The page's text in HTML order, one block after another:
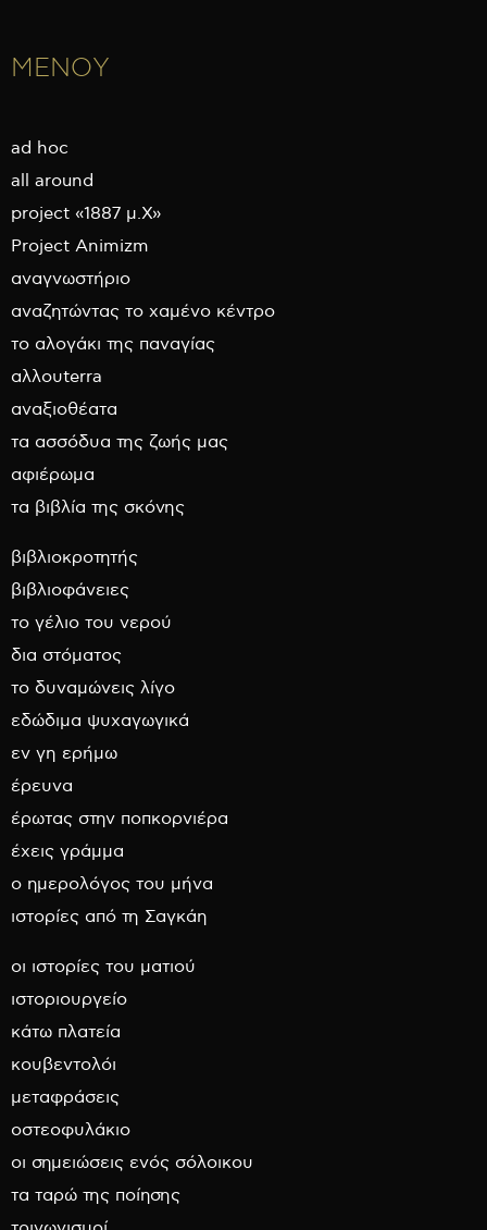
ΜΕΝΟΥ
ad hoc
all around
project «1887 μ.Χ»
Project Animizm
αναγνωστήριο
αναζητώντας το χαμένο κέντρο
το αλογάκι της παναγίας
αλλουterra
αναξιοθέατα
τα ασσόδυα της ζωής μας
αφιέρωμα
τα βιβλία της σκόνης
βιβλιοκροτητής
βιβλιοφάνειες
το γέλιο του νερού
δια στόματος
το δυναμώνεις λίγο
εδώδιμα ψυχαγωγικά
εν γη ερήμω
έρευνα
έρωτας στην ποπκορνιέρα
έχεις γράμμα
ο ημερολόγος του μήνα
ιστορίες από τη Σαγκάη
οι ιστορίες του ματιού
ιστοριουργείο
κάτω πλατεία
κουβεντολόι
μεταφράσεις
οστεοφυλάκιο
οι σημειώσεις ενός σόλοικου
τα ταρώ της ποίησης